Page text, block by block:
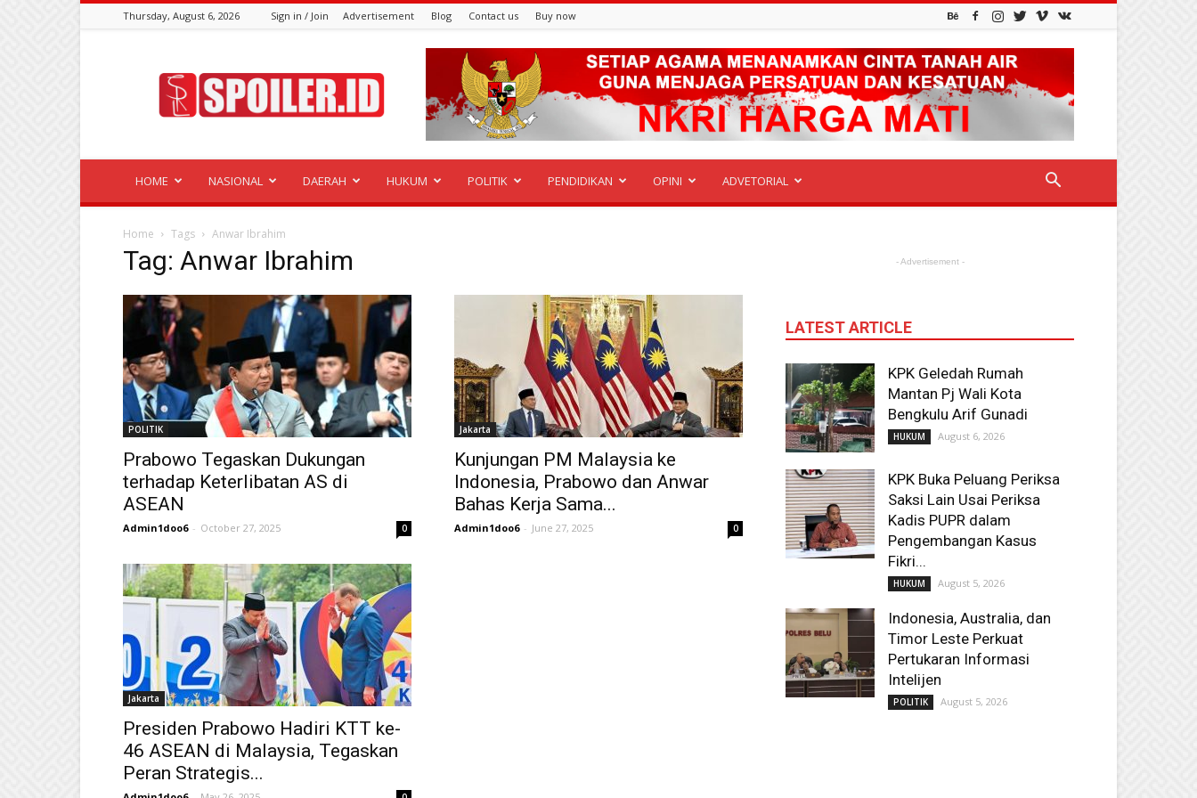
Thursday, August 6, 2026 Sign in / Join Advertisement Blog Contact us Buy now
HOME NASIONAL DAERAH HUKUM POLITIK PENDIDIKAN OPINI ADVETORIAL
Home Tags Anwar Ibrahim
Tag: Anwar Ibrahim
POLITIK
Prabowo Tegaskan Dukungan
terhadap Keterlibatan AS di
ASEAN
Admin1doo6 - October 27, 2025 0
Jakarta
Kunjungan PM Malaysia ke
Indonesia, Prabowo dan Anwar
Bahas Kerja Sama...
Admin1doo6 - June 27, 2025 0
Jakarta
Presiden Prabowo Hadiri KTT ke-
46 ASEAN di Malaysia, Tegaskan
Peran Strategis...
- Advertisement -
LATEST ARTICLE
KPK Geledah Rumah
Mantan Pj Wali Kota
Bengkulu Arif Gunadi
HUKUM August 6, 2026
KPK Buka Peluang Periksa
Saksi Lain Usai Periksa
Kadis PUPR dalam
Pengembangan Kasus
Fikri...
HUKUM August 5, 2026
Indonesia, Australia, dan
Timor Leste Perkuat
Pertukaran Informasi
Intelijen
POLITIK August 5, 2026